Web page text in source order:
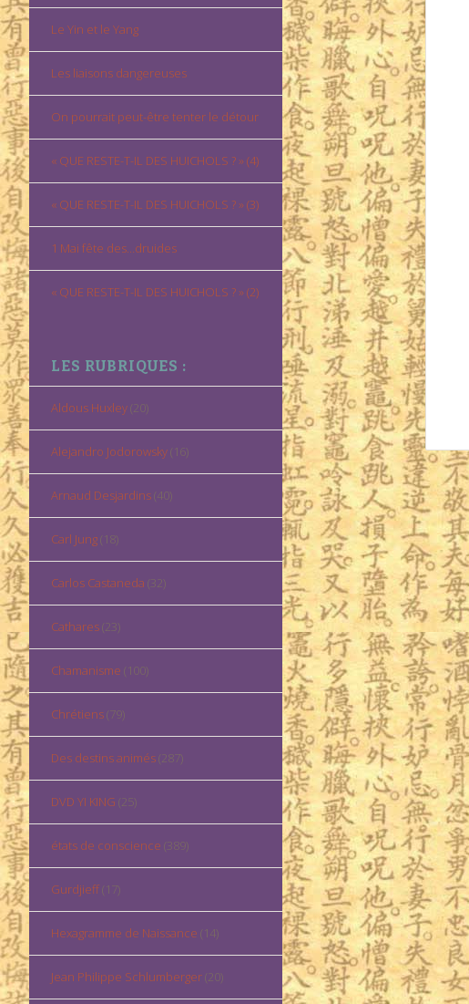
Le Yin et le Yang
Les liaisons dangereuses
On pourrait peut-être tenter le détour
« QUE RESTE-T-IL DES HUICHOLS ? » (4)
« QUE RESTE-T-IL DES HUICHOLS ? » (3)
1 Mai fête des…druides
« QUE RESTE-T-IL DES HUICHOLS ? » (2)
LES RUBRIQUES :
Aldous Huxley(20)
Alejandro Jodorowsky(16)
Arnaud Desjardins(40)
Carl Jung(18)
Carlos Castaneda (32)
Cathares(23)
Chamanisme (100)
Chrétiens(79)
Des destins animés(287)
DVD YI KING (25)
états de conscience (389)
Gurdjieff(17)
Hexagramme de Naissance (14)
Jean Philippe Schlumberger(20)